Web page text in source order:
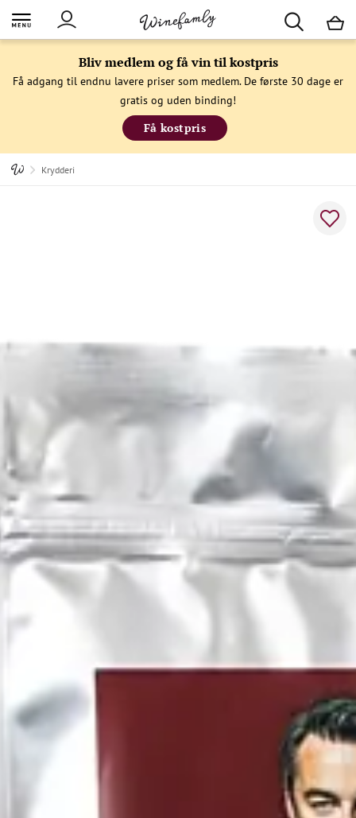
Bliv medlem og få vin til kostpris
Få adgang til endnu lavere priser som medlem. De første 30 dage er
gratis og uden binding!
Få kostpris
Krydderi